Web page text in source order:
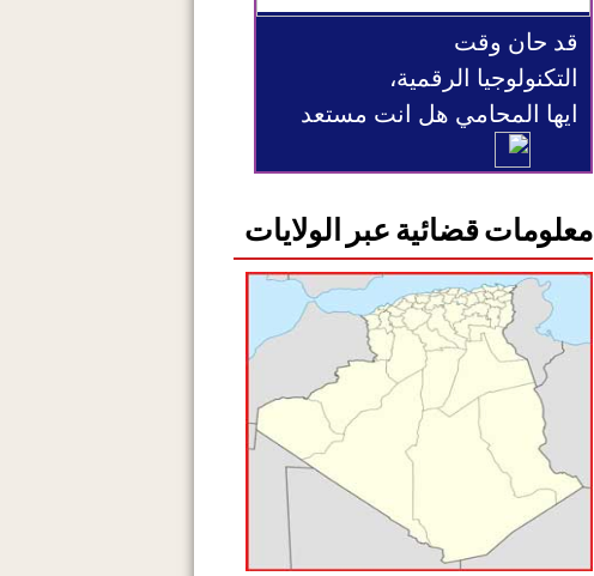
قد حان وقت
التكنولوجيا الرقمية،
ايها المحامي هل انت مستعد
معلومات قضائية عبر الولايات